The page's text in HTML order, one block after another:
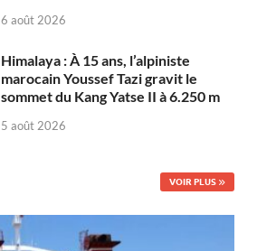
6 août 2026
Himalaya : À 15 ans, l’alpiniste
marocain Youssef Tazi gravit le
sommet du Kang Yatse II à 6.250 m
5 août 2026
VOIR PLUS